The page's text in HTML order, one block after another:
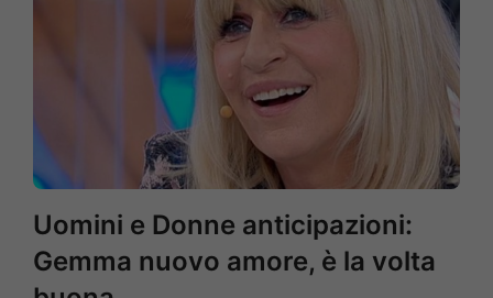
Uomini e Donne anticipazioni:
Gemma nuovo amore, è la volta